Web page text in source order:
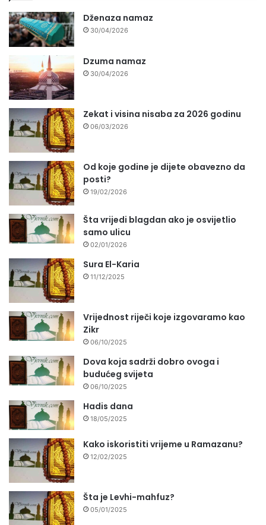
Dženaza namaz
30/04/2026
Dzuma namaz
30/04/2026
Zekat i visina nisaba za 2026 godinu
06/03/2026
Od koje godine je dijete obavezno da
posti?
19/02/2026
Šta vrijedi blagdan ako je osvijetlio
samo ulicu
02/01/2026
Sura El-Karia
11/12/2025
Vrijednost riječi koje izgovaramo kao
Zikr
06/10/2025
Dova koja sadrži dobro ovoga i
budućeg svijeta
06/10/2025
Hadis dana
18/05/2025
Kako iskoristiti vrijeme u Ramazanu?
12/02/2025
Šta je Levhi-mahfuz?
05/01/2025